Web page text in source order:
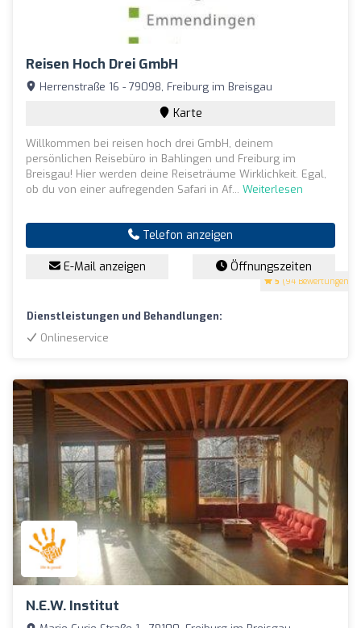
Reisen Hoch Drei GmbH
5 (94 Bewertungen)
Herrenstraße 16 - 79098, Freiburg im Breisgau
Karte
Willkommen bei reisen hoch drei GmbH, deinem
persönlichen Reisebüro in Bahlingen und Freiburg im
Breisgau! Hier werden deine Reiseträume Wirklichkeit. Egal,
ob du von einer aufregenden Safari in Af... Weiterlesen
Telefon anzeigen
E-Mail anzeigen Öffnungszeiten
Dienstleistungen und Behandlungen:
Onlineservice
N.E.W. Institut